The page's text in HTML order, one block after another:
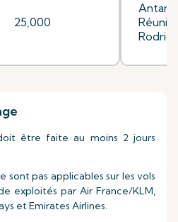
25,000
être faite au moins 2 jours
sont pas applicables sur les vols
exploités par Air France/KLM,
et Emirates Airlines.